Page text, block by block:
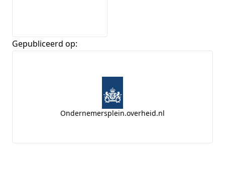
Gepubliceerd op:
Ondernemersplein.overheid.nl